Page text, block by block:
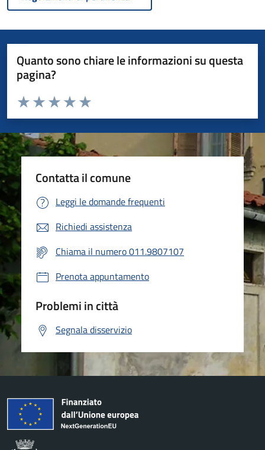
Quanto sono chiare le informazioni su questa
pagina?
Valuta da 1 a 5 stelle la pagina
Valuta 5 stelle su 5
Valuta 4 stelle su 5
Valuta 3 stelle su 5
Valuta 2 stelle su 5
Valuta 1 stelle su 5
Contatta il comune
Leggi le domande frequenti
Richiedi assistenza
Chiama il numero 011.9807107
Prenota appuntamento
Problemi in città
Segnala disservizio